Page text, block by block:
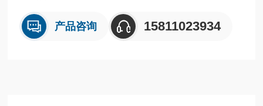
产品咨询 15811023934